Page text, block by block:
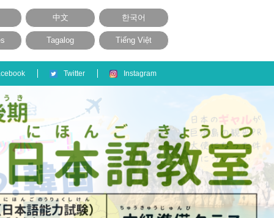
中文 한국어
Tagalog Tiếng Việt
Twitter Instagram